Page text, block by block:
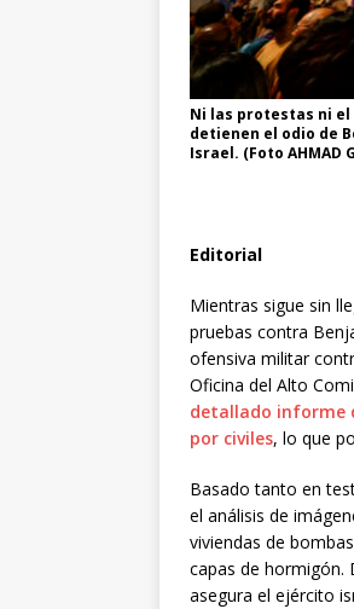
Ni las protestas ni
detienen el odio de
Israel. (Foto AHMAD
Editorial
Mientras sigue sin
pruebas contra
ofensiva militar
Oficina del Alto
detallado informe
por civiles, lo que
Basado tanto en
el análisis de
viviendas de
capas de
asegura el ejército